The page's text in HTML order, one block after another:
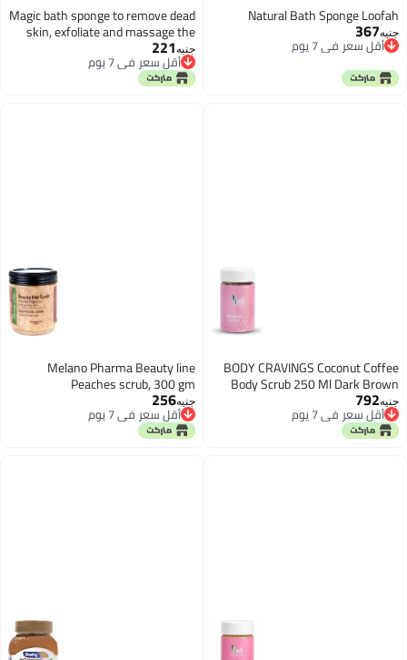
Natural Bath Sponge Loofah
جنيه367
أقل سعر في 7 يوم
أقل سعر في 7 يوم
Magic bath sponge to remove dead
skin, exfoliate and massage the
body. Dead Skin Sponge Remover
for Adult, Baby, Pregnant Women
(Pink)
جنيه221
أقل سعر في 7 يوم
أقل سعر في 7 يوم
BODY CRAVINGS Coconut Coffee
Body Scrub 250 Ml Dark Brown
جنيه792
أقل سعر في 7 يوم
أقل سعر في 7 يوم
Melano Pharma Beauty line
Peaches scrub, 300 gm
جنيه256
أقل سعر في 7 يوم
أقل سعر في 7 يوم